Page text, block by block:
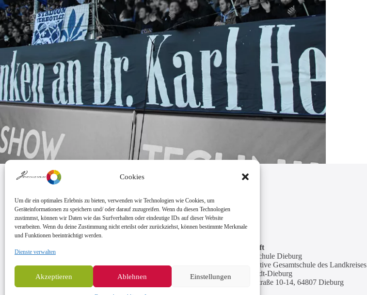
Cookies
Um dir ein optimales Erlebnis zu bieten, verwenden wir Technologien wie Cookies, um
Geräteinformationen zu speichern und/ oder darauf zuzugreifen. Wenn du diesen Technologien
zustimmst, können wir Daten wie das Surfverhalten oder eindeutige IDs auf dieser Website
verarbeiten. Wenn du deine Zustimmung nicht erteilst oder zurückziehst, können bestimmte Merkmale
und Funktionen beeinträchtigt werden.
Dienste verwalten
Akzeptieren Ablehnen Einstellungen
Montag - Donnerstag: 7.45 Uhr bis 14:30 Uhr
Freitag: 7.45 Uhr bis 13.00 Uhr
E-Mail:
sekretariat@goethe.schule
Telefon
Anschrift
Goetheschule Dieburg
Kooperative Gesamtschule des Landkreises
Darmstadt-Dieburg
Goethestraße 10-14, 64807 Dieburg